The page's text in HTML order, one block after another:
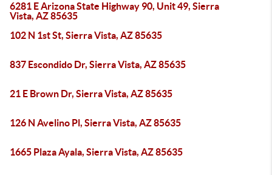
6281 E Arizona State Highway 90, Unit 49, Sierra
Vista, AZ 85635
102 N 1st St, Sierra Vista, AZ 85635
837 Escondido Dr, Sierra Vista, AZ 85635
21 E Brown Dr, Sierra Vista, AZ 85635
126 N Avelino Pl, Sierra Vista, AZ 85635
1665 Plaza Ayala, Sierra Vista, AZ 85635